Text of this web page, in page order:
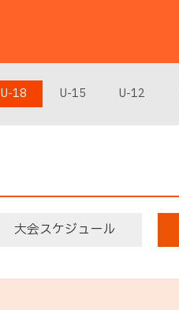
U-18 U-15 U-12
大会スケジュール